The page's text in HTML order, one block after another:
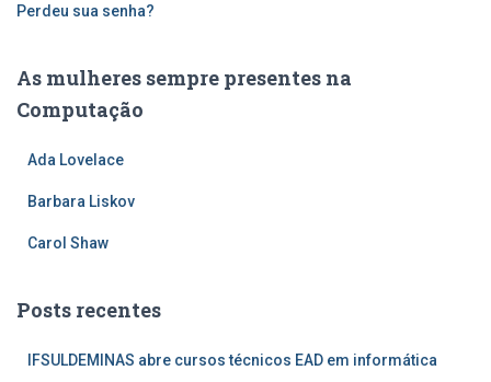
Perdeu sua senha?
As mulheres sempre presentes na
Computação
Ada Lovelace
Barbara Liskov
Carol Shaw
Posts recentes
IFSULDEMINAS abre cursos técnicos EAD em informática